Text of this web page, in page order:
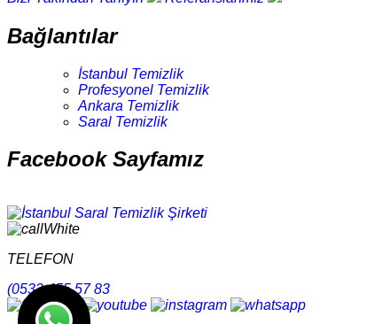
Bağlantılar
İstanbul Temizlik
Profesyonel Temizlik
Ankara Temizlik
Saral Temizlik
Facebook Sayfamız
TELEFON
(0532 455 57 83